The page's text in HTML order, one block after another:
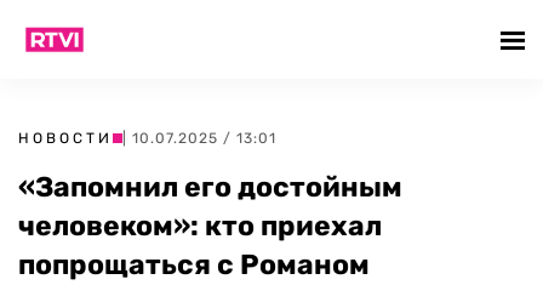
НОВОСТИ | 10.07.2025 / 13:01
«Запомнил его достойным
человеком»: кто приехал
попрощаться с Романом